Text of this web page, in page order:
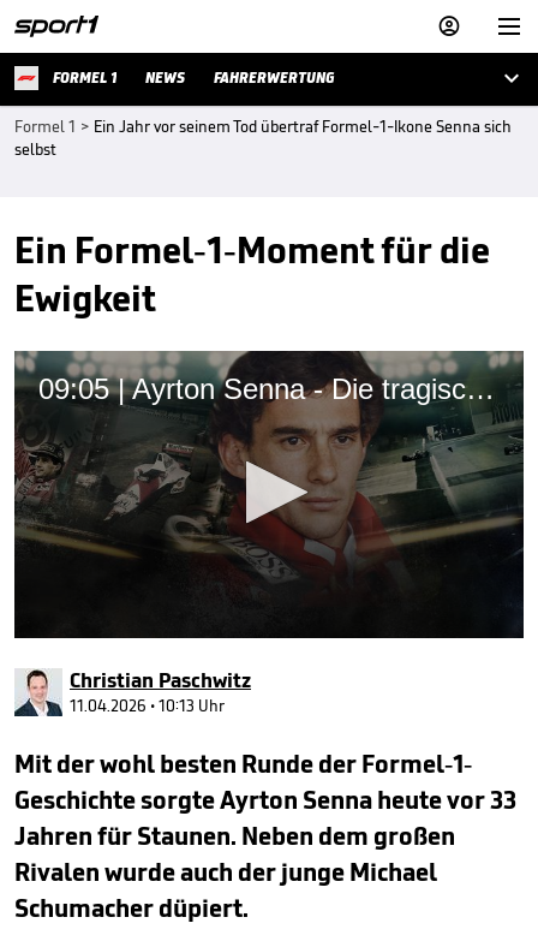


FORMEL 1 NEWS FAHRERWERTUNG 
Formel 1 > Ein Jahr vor seinem Tod übertraf Formel-1-Ikone Senna sich
selbst
Ein Formel-1-Moment für die
Ewigkeit
09:05 | Ayrton Senna - Die tragische Geschichte eines Helden
seconds
of
9
minutes,
seconds
Christian Paschwitz
11.04.2026 • 10:13 Uhr
Mit der wohl besten Runde der Formel-1-
Geschichte sorgte Ayrton Senna heute vor 33
Jahren für Staunen. Neben dem großen
Rivalen wurde auch der junge Michael
Schumacher düpiert.